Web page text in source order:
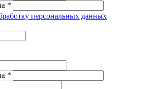
*
персональных данных
*